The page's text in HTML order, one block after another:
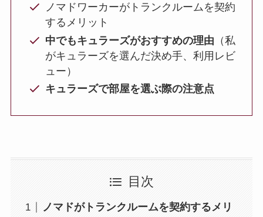
ノマドワーカーがトランクルームを契約
するメリット
中でもキュラーズがおすすめの理由 （私
がキュラーズを選んだ決め手、利用レビ
ュー）
キュラーズで部屋を選ぶ際の注意点
目次
ノマドがトランクルームを契約するメリ